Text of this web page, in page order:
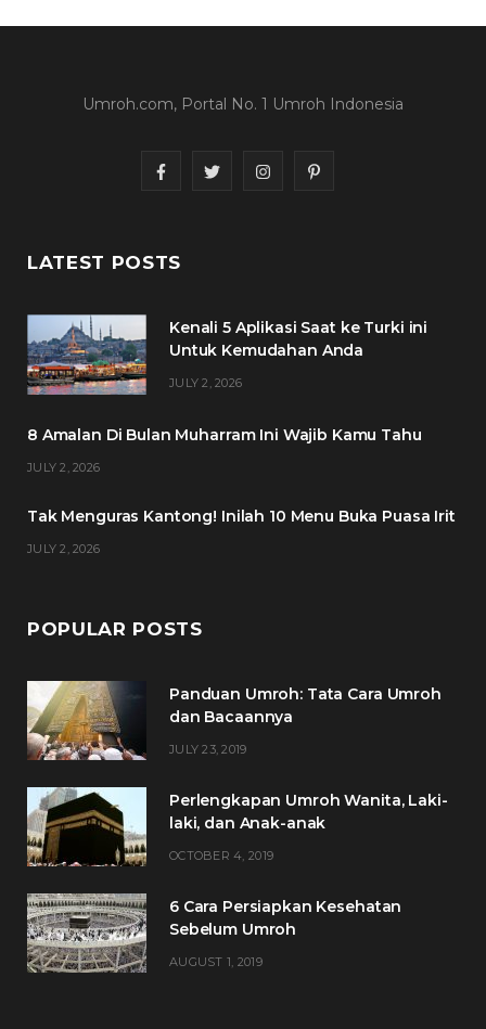
Umroh.com, Portal No. 1 Umroh Indonesia
F
c
b
T
t
I
a
P
e
LATEST POSTS
Kenali 5 Aplikasi Saat ke Turki ini
Untuk Kemudahan Anda
JULY 2, 2026
8 Amalan Di Bulan Muharram Ini Wajib Kamu Tahu
JULY 2, 2026
Tak Menguras Kantong! Inilah 10 Menu Buka Puasa Irit
JULY 2, 2026
POPULAR POSTS
Panduan Umroh: Tata Cara Umroh
dan Bacaannya
JULY 23, 2019
Perlengkapan Umroh Wanita, Laki-
laki, dan Anak-anak
OCTOBER 4, 2019
6 Cara Persiapkan Kesehatan
Sebelum Umroh
AUGUST 1, 2019